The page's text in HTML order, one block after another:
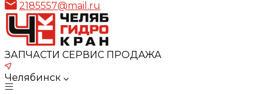
2185557@mail.ru
ЗАПЧАСТИ СЕРВИС ПРОДАЖА
Челябинск